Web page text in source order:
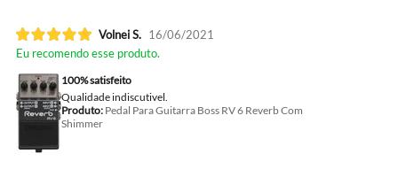
Volnei S. 16/06/2021
Eu recomendo esse produto.
100% satisfeito
Qualidade indiscutivel.
Produto:Pedal Para Guitarra Boss RV 6 Reverb Com
Shimmer